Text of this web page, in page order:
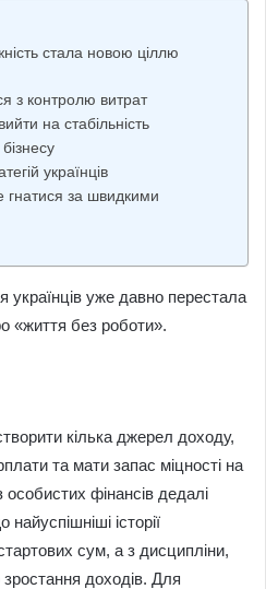
стала новою ціллю
з контролю витрат
на стабільність
українців
гнатися за швидкими
українців уже давно перестала
«життя без роботи».
кілька джерел доходу,
та мати запас міцності на
особистих фінансів дедалі
історії
сум, а з дисципліни,
зростання доходів. Для